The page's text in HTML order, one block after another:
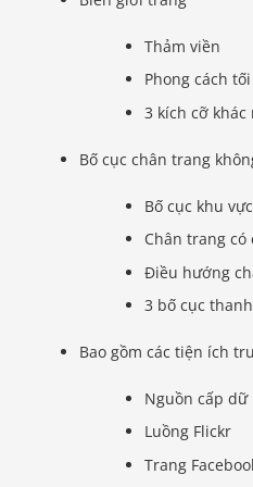
Thảm viền
Phong cách
3 kích cỡ khác
Bố cục chân trang
Bố cục khu
Chân trang
Điều hướng
3 bố cục
Bao gồm các tiện ích
Nguồn cấp
Luồng Flickr
Trang